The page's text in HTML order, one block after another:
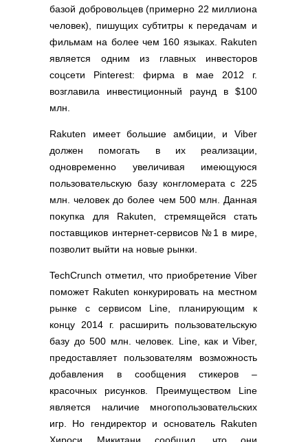
базой добровольцев (примерно 22 миллиона
человек), пишущих субтитры к передачам и
фильмам на более чем 160 языках. Rakuten
является одним из главных инвесторов
соцсети Pinterest: фирма в мае 2012 г.
возглавила инвестиционный раунд в $100
млн.
Rakuten имеет большие амбиции, и Viber
должен помогать в их реализации,
одновременно увеличивая имеющуюся
пользовательскую базу конгломерата с 225
млн. человек до более чем 500 млн. Данная
покупка для Rakuten, стремящейся стать
поставщиков интернет-сервисов №1 в мире,
позволит выйти на новые рынки.
TechCrunch отметил, что приобретение Viber
поможет Rakuten конкурировать на местном
рынке с сервисом Line, планирующим к
концу 2014 г. расширить пользовательскую
базу до 500 млн. человек. Line, как и Viber,
предоставляет пользователям возможность
добавления в сообщения стикеров –
красочных рисунков. Преимуществом Line
является наличие многопользовательских
игр. Но гендиректор и основатель Rakuten